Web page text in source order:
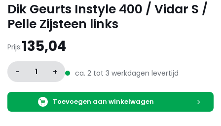
Dik Geurts Instyle 400 / Vidar S /
Pelle Zijsteen links
Prijs:135,04
- 1 + ca. 2 tot 3 werkdagen levertijd
Toevoegen aan winkelwagen